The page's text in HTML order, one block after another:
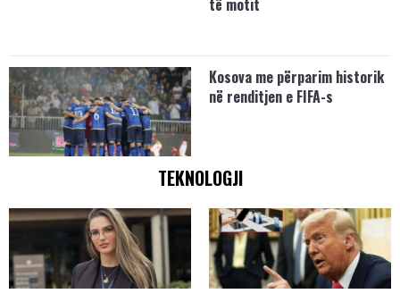
të motit
Kosova me përparim historik
në renditjen e FIFA-s
TEKNOLOGJI